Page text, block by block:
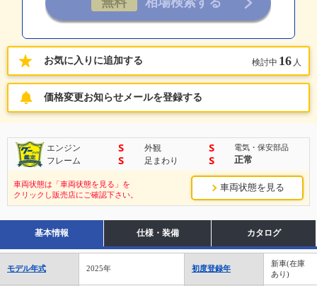
お気に入りに追加する 検討中 16 人
価格変更お知らせメールを登録する
エンジン S 外観 S
フレーム S 足まわり S
電気・保安部品
正常
車両状態は「車両状態を見る」を
クリックし販売店にご確認下さい。
車両状態を見る
基本情報 仕様・装備 カタログ
モデル年式 2025年 初度登録年
新車(在庫
あり)